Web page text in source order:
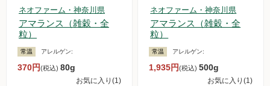
ネオファーム・神奈川県
アマランス（雑穀・全
粒）
常温 アレルゲン:
370円(税込) 80g
お気に入り(1)
ネオファーム・神奈川県
アマランス（雑穀・全
粒）
常温 アレルゲン:
1,935円(税込)500g
お気に入り(1)